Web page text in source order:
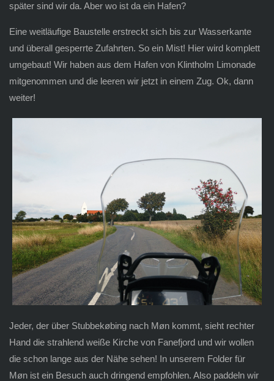
später sind wir da. Aber wo ist da ein Hafen?
Eine weitläufige Baustelle erstreckt sich bis zur Wasserkante
und überall gesperrte Zufahrten. So ein Mist! Hier wird komplett
umgebaut! Wir haben aus dem Hafen von Klintholm Limonade
mitgenommen und die leeren wir jetzt in einem Zug. Ok, dann
weiter!
Jeder, der über Stubbekøbing nach Møn kommt, sieht rechter
Hand die strahlend weiße Kirche von Fanefjord und wir wollen
die schon lange aus der Nähe sehen! In unserem Folder für
Møn ist ein Besuch auch dringend empfohlen. Also paddeln wir